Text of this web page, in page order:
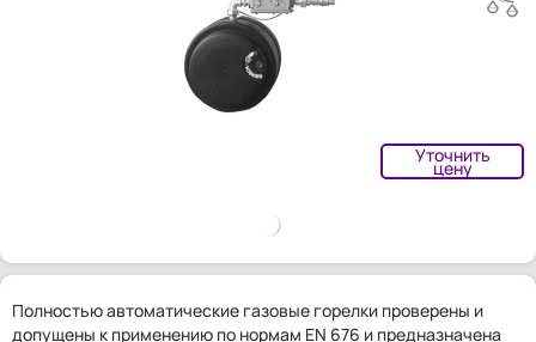
Уточнить
цену
Полностью автоматические газовые горелки проверены и
допущены к применению по нормам EN 676 и предназначена